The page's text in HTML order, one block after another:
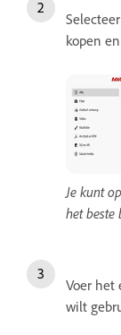
kopen
Je kunt
het beste
Voer het
wilt